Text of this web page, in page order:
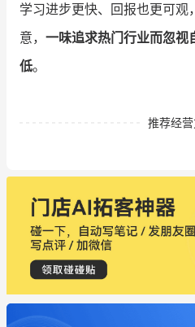
学习进步更快、回报也更可观
意， 一味追求热门行业而忽视
低。
推荐经